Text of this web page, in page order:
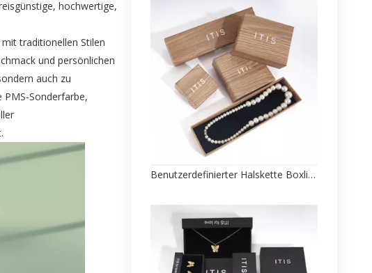
hochwertige,
traditionellen Stilen
und persönlichen
auch zu
PMS-Sonderfarbe,
Benutzerdefinierter Halskette Boxlieferant